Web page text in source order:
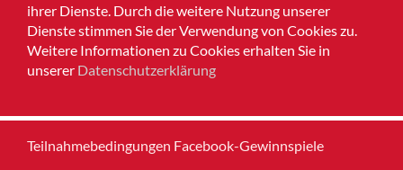
Home
Impressum
Teilnahmebedingungen Facebook-Gewinnspiele
ihrer Dienste. Durch die weitere Nutzung unserer
Dienste stimmen Sie der Verwendung von Cookies zu.
Weitere Informationen zu Cookies erhalten Sie in
unserer Datenschutzerklärung